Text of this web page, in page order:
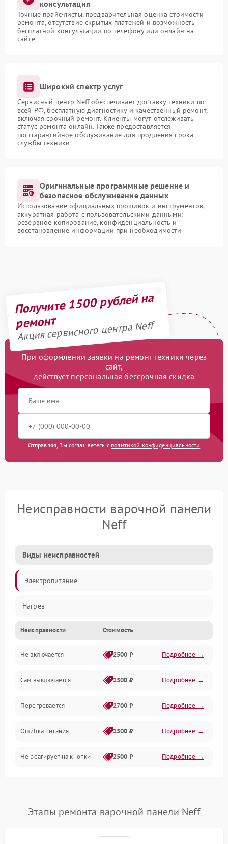
консультация
Точные прайс-листы, предварительная оценка стоимости
ремонта, отсутствие скрытых платежей и возможность
бесплатной консультации по телефону или онлайн на
сайте
Широкий спектр услуг
Сервисный центр Neff обеспечивает доставку техники по
всей РФ, бесплатную диагностику и качественный ремонт,
включая срочный ремонт. Клиенты могут отслеживать
статус ремонта онлайн. Также предоставляется
постгарантийное обслуживание для продления срока
службы техники
Оригинальные программные решение и
безопасное обслуживание данных
Использование официальных прошивок и инструментов,
аккуратная работа с пользовательскими данными:
резервное копирование, конфиденциальность и
восстановление информации при необходимости
Получите 1500 рублей на
ремонт
Акция сервисного центра Neff
При оформлении заявки на ремонт техники через
сайт,
действует персональная бессрочная скидка
Отправляя, Вы соглашаетесь с политикой конфиденциальности
Неисправности варочной панели
Neff
Виды неисправностей
Электропитание
Нагрев
Неисправности Стоимость
Не включается 2500 ₽ Подробнее →
Сам выключается 2500 ₽ Подробнее →
Перегревается 2700 ₽ Подробнее →
Ошибка питания 2500 ₽ Подробнее →
Не реагирует на кнопки 2500 ₽ Подробнее →
Этапы ремонта варочной панели Neff